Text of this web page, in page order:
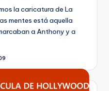
la caricatura de La
mentes está aquella
a Anthony y a